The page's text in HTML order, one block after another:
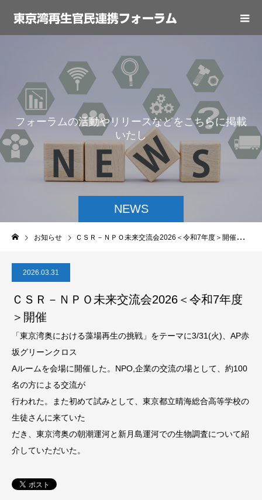
NEWS
フ ォ ーラ ムの活動やリ リ ースなどを こち らに掲載
たし ます
お知らせ ＣＳＲ－ＮＰＯ未来交流会2026＜令和7年度＞開催
2026.03.31
ＣＳＲ－ＮＰＯ未来交流会2026＜令和7年度
＞開催
「東京湾奥における藻場再生の挑戦」をテーマに3/31(火)、AP赤
坂グリーンクロス
Aルームを会場に開催した。NPO,企業の交流の場として、約100
名の方による交流が
行われた。また初めて試みとして、東京都立晴海総合高等学校の
生徒さんに来ていた
だき、東京湾奥の朝潮運河と新月島運河での生物調査について紹
介していただいた。